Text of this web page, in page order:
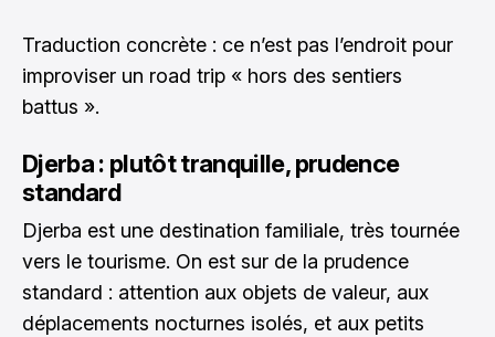
Traduction concrète : ce n’est pas l’endroit pour
improviser un road trip « hors des sentiers
battus ».
Djerba : plutôt tranquille, prudence
standard
Djerba est une destination familiale, très tournée
vers le tourisme. On est sur de la prudence
standard : attention aux objets de valeur, aux
déplacements nocturnes isolés, et aux petits